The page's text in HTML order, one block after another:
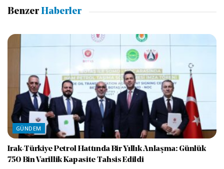
Benzer Haberler
GÜNDEM
Irak-Türkiye Petrol Hattında Bir Yıllık Anlaşma: Günlük
750 Bin Varillik Kapasite Tahsis Edildi